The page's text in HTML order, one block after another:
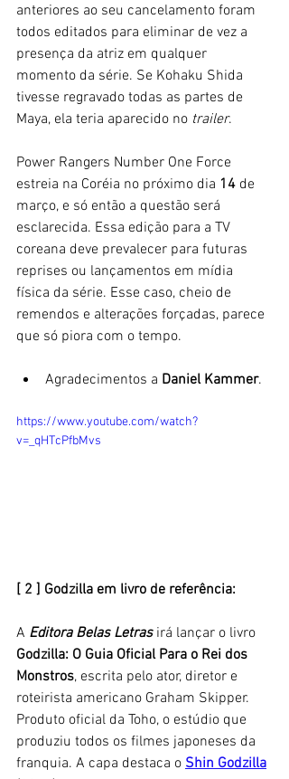
anteriores ao seu cancelamento foram
todos editados para eliminar de vez a
presença da atriz em qualquer
momento da série. Se Kohaku Shida
tivesse regravado todas as partes de
Maya, ela teria aparecido no trailer.
Power Rangers Number One Force
estreia na Coréia no próximo dia 14 de
março, e só então a questão será
esclarecida. Essa edição para a TV
coreana deve prevalecer para futuras
reprises ou lançamentos em mídia
física da série. Esse caso, cheio de
remendos e alterações forçadas, parece
que só piora com o tempo.
Agradecimentos a Daniel Kammer.
https://www.youtube.com/watch?
v=_qHTcPfbMvs
[ 2 ] Godzilla em livro de referência:
A Editora Belas Letras irá lançar o livro
Godzilla: O Guia Oficial Para o Rei dos
Monstros, escrita pelo ator, diretor e
roteirista americano Graham Skipper.
Produto oficial da Toho, o estúdio que
produziu todos os filmes japoneses da
franquia. A capa destaca o Shin Godzilla